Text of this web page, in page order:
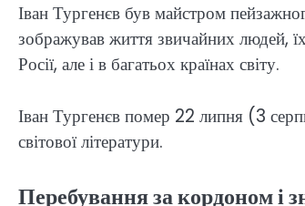
Іван Тургенєв був майстром
зображував життя звичайних людей,
Росії, але і в багатьох країнах світу.
Іван Тургенєв помер 22 липня (3
світової літератури.
Перебування за кордоном і